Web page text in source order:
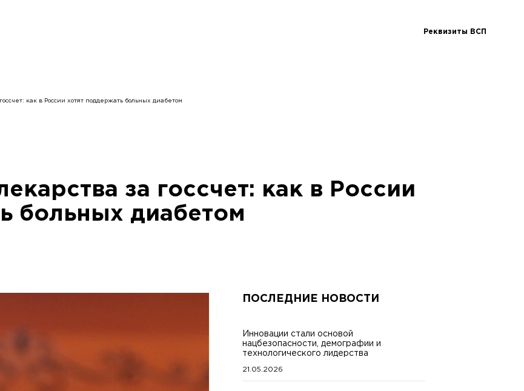
Реквизиты ВСП
как в России хотят поддержать больных диабетом
за госсчет: как в России
больных диабетом
ПОСЛЕДНИЕ НОВОСТИ
Инновации стали основой
нацбезопасности, демографии и
технологического лидерства
21.05.2026